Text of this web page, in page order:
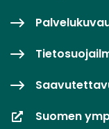
Suomen